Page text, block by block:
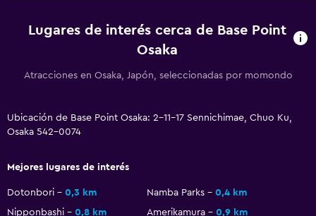
Lugares de interés cerca de Base Point
Osaka
Atracciones en Osaka, Japón, seleccionadas por momondo
Ubicación de Base Point Osaka: 2-11-17 Sennichimae, Chuo Ku,
Osaka 542-0074
Mejores lugares de interés
Dotonbori 0,3 km Namba Parks
0,4 km
Nipponbashi
0,8 km Amerikamura
0,9 km